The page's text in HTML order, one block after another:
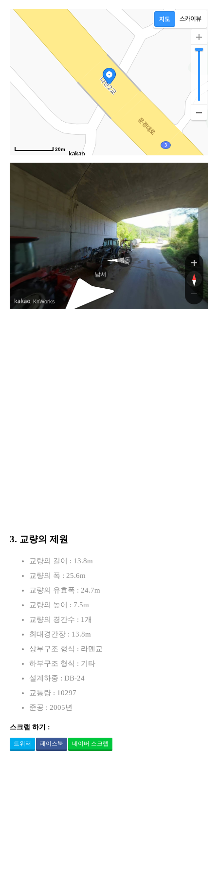
20m
나한
나
남서
북동
, KnWorks
3. 교량의 제원
교량의 길이 : 13.8m
교량의 폭 : 25.6m
교량의 유효폭 : 24.7m
교량의 높이 : 7.5m
교량의 경간수 : 1개
최대경간장 : 13.8m
상부구조 형식 : 라멘교
하부구조 형식 : 기타
설계하중 : DB-24
교통량 : 10297
준공 : 2005년
스크랩 하기 :
트위터 페이스북 네이버 스크랩